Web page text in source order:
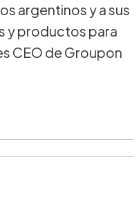
argentinos y a sus
y productos para
CEO de Groupon